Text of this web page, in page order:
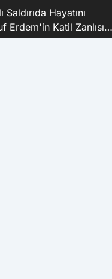
Hayatını
Katil Zanlısı